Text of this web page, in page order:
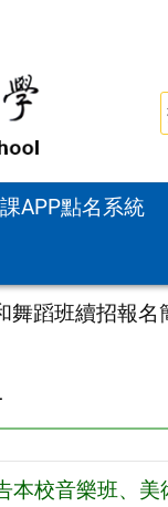
APP點名系統
舞蹈班續招報名
本校音樂班、